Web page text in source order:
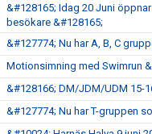
&#128165; Idag 20 Juni
besökare &#128165;
&#127774; Nu har A, B, C
Motionsimning med Swimrun
&#128166; DM/JDM/UDM 15-
&#127774; Nu har T-gruppen